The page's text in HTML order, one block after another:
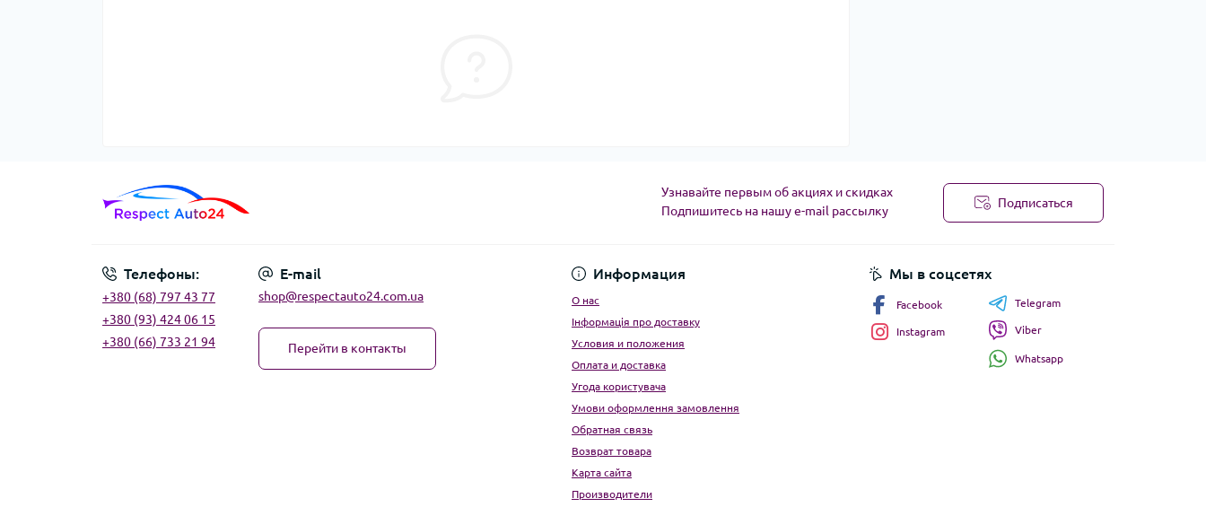
Узнавайте первым об акциях и скидках
Подпишитесь на нашу e-mail рассылку
Подписаться
Телефоны:
+380 (68) 797 43 77
+380 (93) 424 06 15
+380 (66) 733 21 94
E-mail
shop@respectauto24.com.ua
Перейти в контакты
Информация
О нас
Інформація про доставку
Условия и положения
Оплата и доставка
Угода користувача
Умови оформлення замовлення
Обратная связь
Возврат товара
Карта сайта
Производители
Мы в соцсетях
Facebook
Instagram
Telegram
Viber
Whatsapp